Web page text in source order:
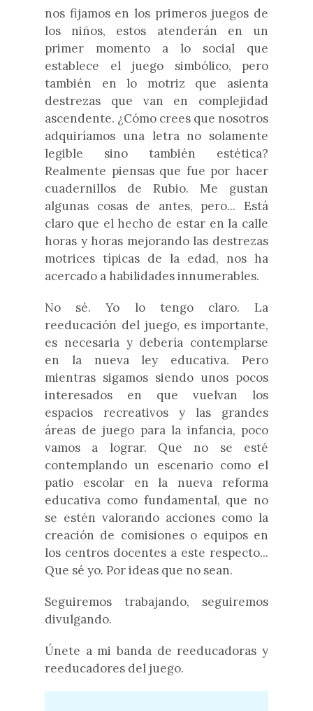
nos fijamos en los primeros juegos de
los niños, estos atenderán en un
primer momento a lo social que
establece el juego simbólico, pero
también en lo motriz que asienta
destrezas que van en complejidad
ascendente. ¿Cómo crees que nosotros
adquiríamos una letra no solamente
legible sino también estética?
Realmente piensas que fue por hacer
cuadernillos de Rubio. Me gustan
algunas cosas de antes, pero... Está
claro que el hecho de estar en la calle
horas y horas mejorando las destrezas
motrices típicas de la edad, nos ha
acercado a habilidades innumerables.
No sé. Yo lo tengo claro. La
reeducación del juego, es importante,
es necesaria y debería contemplarse
en la nueva ley educativa. Pero
mientras sigamos siendo unos pocos
interesados en que vuelvan los
espacios recreativos y las grandes
áreas de juego para la infancia, poco
vamos a lograr. Que no se esté
contemplando un escenario como el
patio escolar en la nueva reforma
educativa como fundamental, que no
se estén valorando acciones como la
creación de comisiones o equipos en
los centros docentes a este respecto...
Que sé yo. Por ideas que no sean.
Seguiremos trabajando, seguiremos
divulgando.
Únete a mi banda de reeducadoras y
reeducadores del juego.